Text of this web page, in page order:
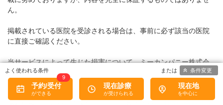
ん。
掲載されている医院を受診される場合は、事前に必ず該当の医院
に直接ご確認ください。
当サービスによって生じた損害について、ミーカンパニー株式会
社および株式会社eヘルスケア
ではその賠償の責任を一切負わない
ものとします。
予約/受付
9
現在診療 現在地
条件変更